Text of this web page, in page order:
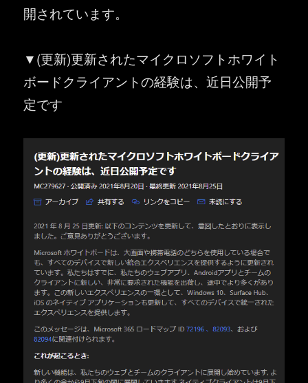
開されています。
▼(更新)更新されたマイクロソフトホワイト
ボードクライアントの経験は、近日公開予
定です